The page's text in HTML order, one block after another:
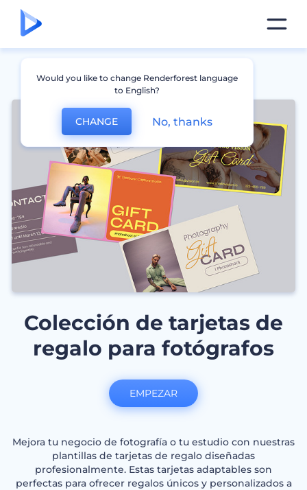
Colección de tarjetas de
regalo para fotógrafos
Mejora tu negocio de fotografía o tu estudio con nuestras
plantillas de tarjetas de regalo diseñadas
profesionalmente. Estas tarjetas adaptables son
perfectas para ofrecer regalos únicos y personalizados a
EMPEZAR
Would you like to change Renderforest language
to English?
CHANGE No, thanks